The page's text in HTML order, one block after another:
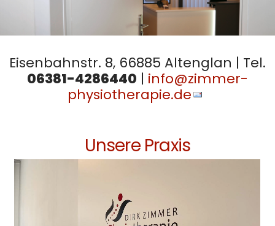
Eisenbahnstr. 8, 66885 Altenglan | Tel.
06381-4286440 | info@zimmer-
physiotherapie.de
Unsere Praxis